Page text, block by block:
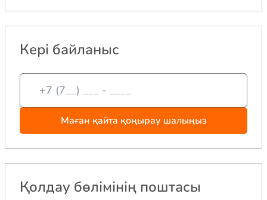
Кері байланыс
Маған қайта қоңырау шалыңыз
Қолдау бөлімінің поштасы